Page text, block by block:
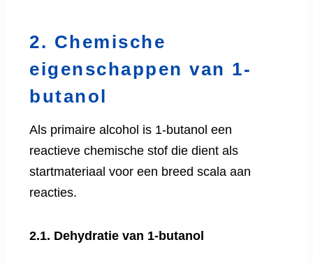
2. Chemische
eigenschappen van 1-
butanol
Als primaire alcohol is 1-butanol een
reactieve chemische stof die dient als
startmateriaal voor een breed scala aan
reacties.
2.1. Dehydratie van 1-butanol